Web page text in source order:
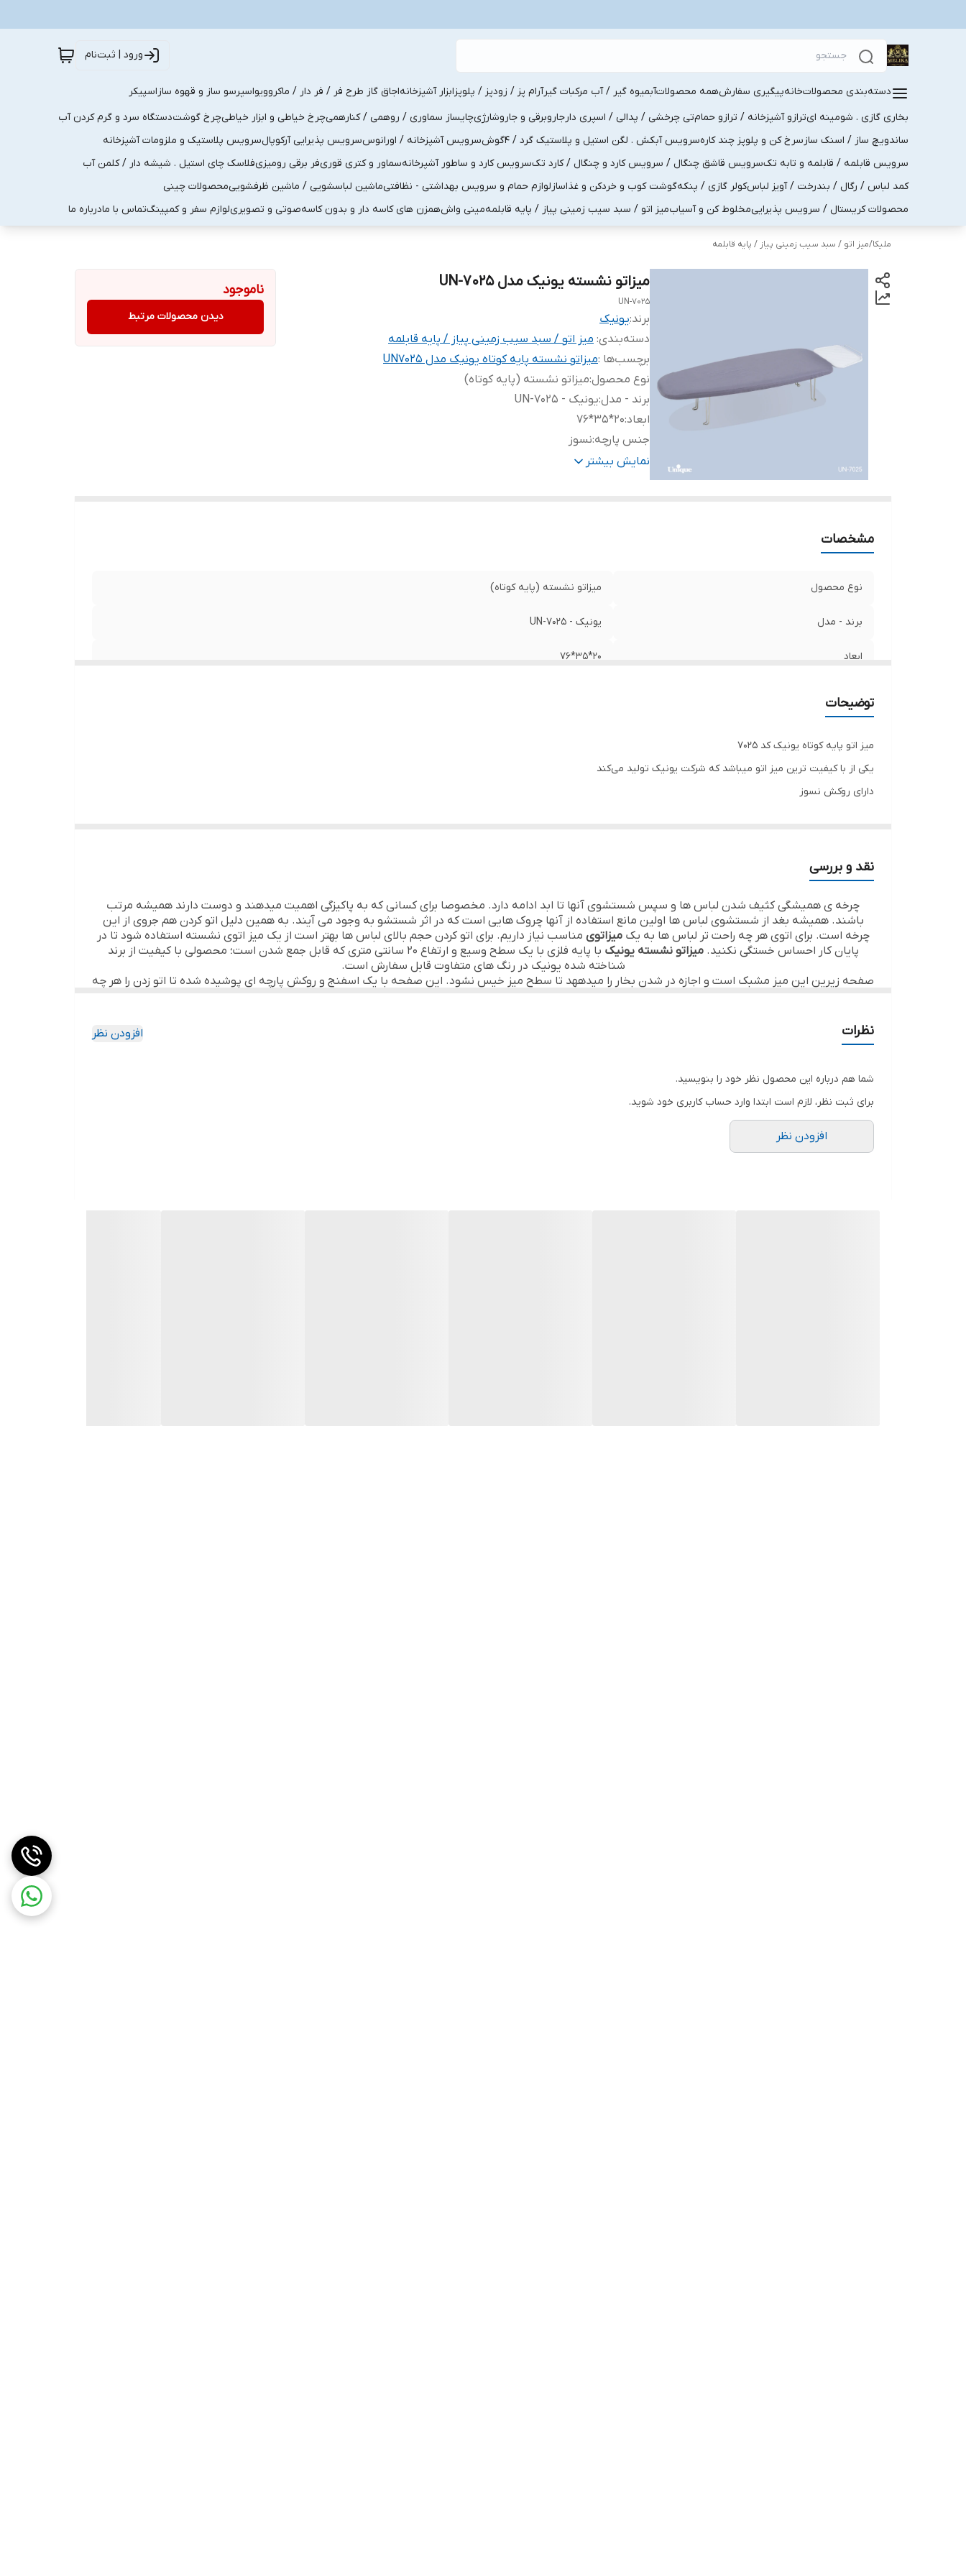
ورود | ثبت‌نام
دسته‌بندی محصولاتخانهپیگیری سفارشهمه محصولاتآبمیوه گیر / آب مرکبات گیرآرام پز / زودپز / پلوپزابزار آشپزخانهاجاق گاز طرح فر / فر دار / ماکروویواسپرسو ساز و قهوه سازاسپیکر
بخاری گازی . شومینه ایترازو آشپزخانه / ترازو حمامتی چرخشی / پدالی / اسپری دارجاروبرقی و جاروشارژیچایساز سماوری / روهمی / کنارهمیچرخ خیاطی و ابزار خیاطیچرخ گوشتدستگاه سرد و گرم کردن آب
ساندویچ ساز / اسنک سازسرخ کن و پلوپز چند کارهسرویس آبکش . لگن استیل و پلاستیک گرد / 4گوش سرویس آشپزخانه / اورانوسسرویس پذیرایی آرکوپالسرویس پلاستیک و ملزومات آشپزخانه
سرویس قابلمه / قابلمه و تابه تکسرویس قاشق چنگال / سرویس کارد و چنگال / کارد تکسرویس کارد و ساطور آشپرخانهسماور و کتری قوریفر برقی رومیزیفلاسک چای استیل . شیشه دار / کلمن آب
کمد لباس / رگال / بندرخت / آویز لباسکولر گازی / پنکهگوشت کوب و خردکن و غذاسازلوازم حمام و سرویس بهداشتی - نظافتیماشین لباسشویی / ماشین ظرفشوییمحصولات چینی
محصولات کریستال / سرویس پذیراییمخلوط کن و آسیابمیز اتو / سبد سیب زمینی پیاز / پایه قابلمهمینی واشهمزن های کاسه دار و بدون کاسهصوتی و تصویریلوازم سفر و کمپینگتماس با مادرباره ما
ملیکا/میز اتو / سبد سیب زمینی پیاز / پایه قابلمه
میزاتو نشسته یونیک مدل UN-7025
UN-7025
برند:یونیک
دسته‌بندی: میز اتو / سبد سیب زمینی پیاز / پایه قابلمه
برچسب‌ها :میزاتو نشسته پایه کوتاه یونیک مدل UN7025
نوع محصول:میزاتو نشسته (پایه کوتاه)
برند - مدل:یونیک - UN-7025
ابعاد:
20*35*76
جنس پارچه:نسوز
جنس پایه:فلز نشکننمایش بیشتر
ناموجود
دیدن محصولات مرتبط
مشخصات
نوع محصول میزاتو نشسته (پایه کوتاه)
برند - مدل یونیک - UN-7025
ابعاد 20*35*76
توضیحات
میز اتو پایه کوتاه یونیک کد ۷۰۲۵
یکی از با کیفیت ترین میز اتو میباشد که شرکت یونیک تولید می‌کند
دارای روکش نسوز
نقد و بررسی
چرخه ی همیشگی کثیف شدن لباس ها و سپس شستشوی آنها تا ابد ادامه دارد. مخصوصا برای کسانی که به پاکیزگی اهمیت میدهند و دوست دارند همیشه مرتب
باشند. همیشه بغد از شستشوی لباس ها اولین مانع استفاده از آنها چروک هایی است که در اثر شستشو به وجود می آیند. به همین دلیل اتو کردن هم جروی از این
چرخه است. برای اتوی هر چه راحت تر لباس ها به یکمیزاتوی مناسب نیاز داریم. برای اتو کردن حجم بالای لباس ها بهتر است از یک میز اتوی نشسته استفاده شود تا در
پایان کار احساس خستگی نکنید. میزاتو نشسته یونیک
با پایه فلزی با یک سطح وسیع و ارتفاع 20 سانتی متری که قابل جمع شدن است؛ محصولی با کیفیت از برند
شناخته شده یونیک در رنگ های متفاوت قابل سفارش است.
صفحه زیرین این میز مشبک است و اجازه در شدن بخار را میدههد تا سطح میز خیس نشود. این صفحه با یک اسفنج و روکش پارچه ای پوشیده شده تا اتو زدن را هر چه
یونیک برندی شناخته شده در زمینه لوازم آشپزخانه در ایران می باشد که در چندین سال اخیر مورد استقبال خانواده های ایرانی قرار گرفته است .این شرکت که محصولات
خود را تحت لیسانس کشور انگلیس در چین تولید میکند ، سعی کرده است تا با طراحی مدرن و مورد نیاز خانواده ها و با بهترین کیفیت ممکن ، تولیدات خود را روانه بازار
با توجه به محصولات مشابه داخل بازار، خریداران گرامی حتما به لوگوی شرکت
نظرات افزودن نظر
شما هم درباره این محصول نظر خود را بنویسید.
برای ثبت نظر، لازم است ابتدا وارد حساب کاربری خود شوید.
افزودن نظر